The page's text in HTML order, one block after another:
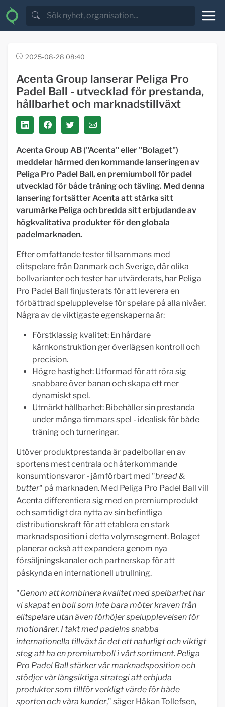
2025-08-28 08:40
Acenta Group lanserar Peliga Pro
Padel Ball - utvecklad för prestanda,
hållbarhet och marknadstillväxt
Acenta Group AB ("Acenta" eller "Bolaget")
meddelar härmed den kommande lanseringen av
Peliga Pro Padel Ball, en premiumboll för padel
utvecklad för både träning och tävling. Med denna
lansering fortsätter Acenta att stärka sitt
varumärke Peliga och bredda sitt erbjudande av
högkvalitativa produkter för den globala
padelmarknaden.
Efter omfattande tester tillsammans med
elitspelare från Danmark och Sverige, där olika
bollvarianter och tester har utvärderats, har Peliga
Pro Padel Ball finjusterats för att leverera en
förbättrad spelupplevelse för spelare på alla nivåer.
Några av de viktigaste egenskaperna är:
Förstklassig kvalitet: En hårdare
kärnkonstruktion ger överlägsen kontroll och
precision.
Högre hastighet: Utformad för att röra sig
snabbare över banan och skapa ett mer
dynamiskt spel.
Utmärkt hållbarhet: Bibehåller sin prestanda
under många timmars spel - idealisk för både
träning och turneringar.
Utöver produktprestanda är padelbollar en av
sportens mest centrala och återkommande
konsumtionsvaror - jämförbart med "bread &
butter" på marknaden. Med Peliga Pro Padel Ball vill
Acenta differentiera sig med en premiumprodukt
och samtidigt dra nytta av sin befintliga
distributionskraft för att etablera en stark
marknadsposition i detta volymsegment. Bolaget
planerar också att expandera genom nya
försäljningskanaler och partnerskap för att
påskynda en internationell utrullning.
"Genom att kombinera kvalitet med spelbarhet har
vi skapat en boll som inte bara möter kraven från
elitspelare utan även förhöjer spelupplevelsen för
motionärer. I takt med padelns snabba
internationella tillväxt är det ett naturligt och viktigt
steg att ha en premiumboll i vårt sortiment. Peliga
Pro Padel Ball stärker vår marknadsposition och
stödjer vår långsiktiga strategi att erbjuda
produkter som tillför verkligt värde för både
sporten och våra kunder," säger Håkan Tollefsen,